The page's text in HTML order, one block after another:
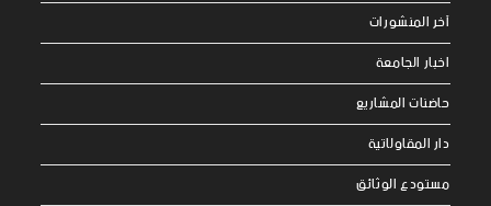
آخر المنشورات
اخبار الجامعة
حاضنات المشاريع
دار المقاولاتية
مستودع الوثائق